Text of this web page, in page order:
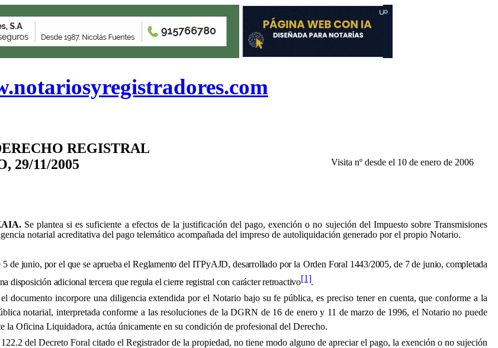
REGISTRAL
29/11/2005
Visita nº desde el 10 de enero de 2006
Se plantea si es suficiente a efectos de la justificación del pago, exención o no sujeción del Impuesto sobre Transmisiones
notarial acreditativa del pago telemático acompañada del impreso de autoliquidación generado por el propio Notario.
de junio, por el que se aprueba el Reglamento del ITPyAJD, desarrollado porla Orden Foral 1443/2005, de 7 de junio, completada
disposición adicional tercera que regula el cierre registral con carácter retroactivo[1].
documento incorpore una diligencia extendida por el Notario bajo su fe pública, es preciso tener en cuenta, que conforme a la
notarial, interpretada conforme a las resoluciones de la DGRN de 16 de enero y 11 de marzo de 1996, el Notario no puede
la Oficina Liquidadora, actúa únicamente en su condición de profesional del Derecho.
del Decreto Foral citado el Registrador de la propiedad, no tiene modo alguno de apreciar el pago, la exención o no sujeción